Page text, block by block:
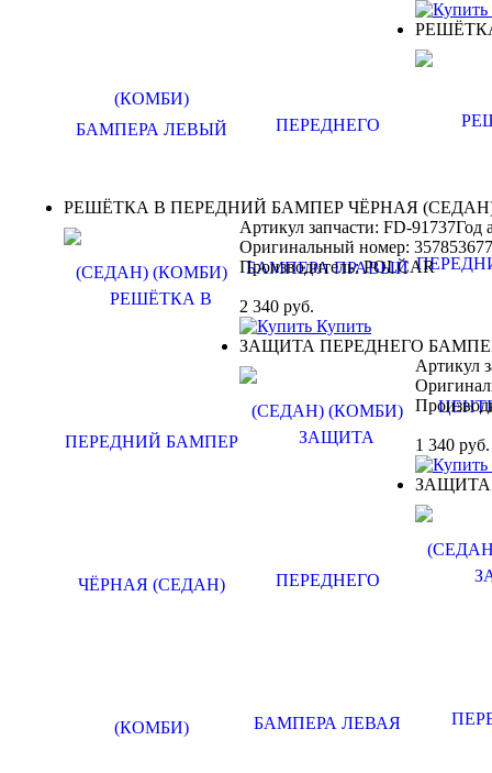
РЕШЁТКА В ПЕРЕДНИЙ БАМПЕР ЧЁРНАЯ
Артикул запчасти: FD-91737Год
Оригинальный номер:
Производитель:POLCAR
2 340 руб.
Купить
ЗАЩИТА ПЕРЕДНЕГО
Артикул
1 340 руб.
ЗАЩИТА